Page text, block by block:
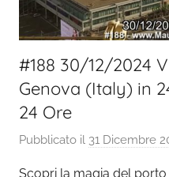
#188 30/12/2024
Genova (Italy) in
24 Ore
Pubblicato il 31 Dicembre
Scopri la magia del